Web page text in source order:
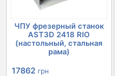
ЧПУ фрезерный станок
AST3D 2418 RIO
(настольный, стальная
рама)
Первоначальная
17862 грн